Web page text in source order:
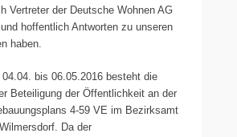
Vertreter der Deutsche Wohnen AG
hoffentlich Antworten zu unseren
haben.
04.04. bis 06.05.2016 besteht die
Beteiligung der Öffentlichkeit an der
4-59 VE im Bezirksamt
Da der